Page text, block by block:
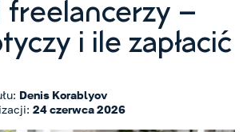
freelancerzy –
i ile zapłacić
Denis Korablyov
24 czerwca 2026